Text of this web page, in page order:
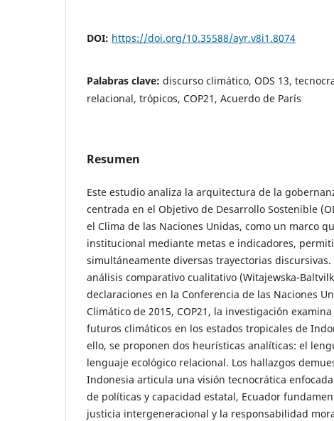
DOI: https://doi.org/10.35588/ayr.v8i1.8074
Palabras clave: discurso climático, ODS 13,
relacional, trópicos, COP21, Acuerdo de París
Resumen
Este estudio analiza la arquitectura de la
centrada en el Objetivo de Desarrollo Sostenible
el Clima de las Naciones Unidas, como un marco
institucional mediante metas e indicadores,
simultáneamente diversas trayectorias discursivas.
análisis comparativo cualitativo (Witajewska-
declaraciones en la Conferencia de las Naciones
Climático de 2015, COP21, la investigación
futuros climáticos en los estados tropicales de
ello, se proponen dos heurísticas analíticas: el
lenguaje ecológico relacional. Los hallazgos
Indonesia articula una visión tecnocrática
de políticas y capacidad estatal, Ecuador
justicia intergeneracional y la responsabilidad